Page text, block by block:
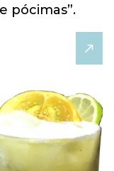
pócimas”.